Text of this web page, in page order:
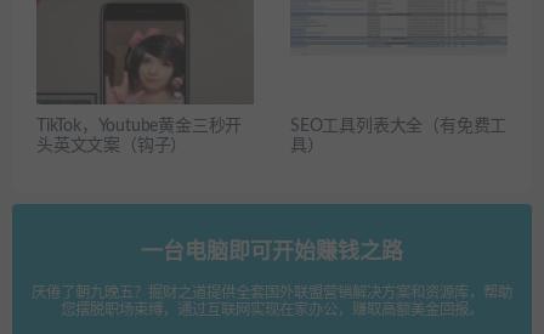
TikTok，Youtube黄金三秒开
头英文文案（钩子）
SEO工具列表大全（有免费工
具）
一台电脑即可开始赚钱之路
厌倦了朝九晚五？掘财之道提供全套国外联盟营销解决方案和资源库，帮助
您摆脱职场束缚，通过互联网实现在家办公，赚取高额美金回报。